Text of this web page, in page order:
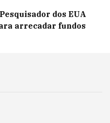
dos EUA
arrecadar fundos